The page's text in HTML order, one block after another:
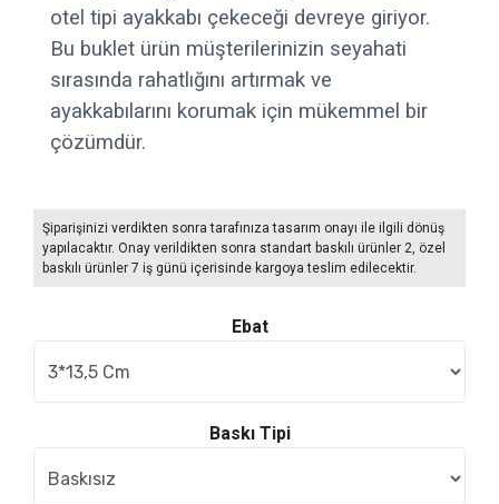
otel tipi ayakkabı çekeceği devreye giriyor.
Bu buklet ürün müşterilerinizin seyahati
sırasında rahatlığını artırmak ve
ayakkabılarını korumak için mükemmel bir
çözümdür.
Şiparişinizi verdikten sonra tarafınıza tasarım onayı ile ilgili dönüş
yapılacaktır. Onay verildikten sonra standart baskılı ürünler 2, özel
baskılı ürünler 7 iş günü içerisinde kargoya teslim edilecektir.
Ebat
Baskı Tipi